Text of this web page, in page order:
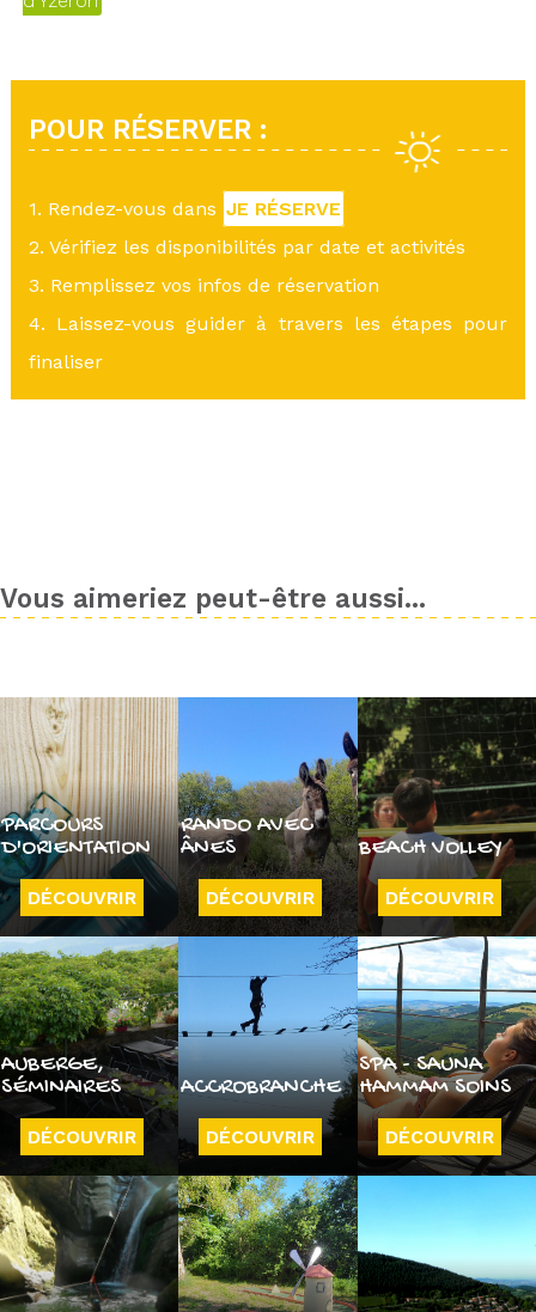
POUR RÉSERVER :
1. Rendez-vous dans JE RÉSERVE
2. Vérifiez les disponibilités par date et activités
3. Remplissez vos infos de réservation
4. Laissez-vous guider à travers les étapes pour
finaliser
Vous aimeriez peut-être aussi...
PARCOURS
D'ORIENTATION
DÉCOUVRIR
RANDO AVEC
ÂNES
DÉCOUVRIR
BEACH VOLLEY
DÉCOUVRIR
AUBERGE,
SÉMINAIRES
DÉCOUVRIR
ACCROBRANCHE
DÉCOUVRIR
SPA - SAUNA
HAMMAM SOINS
DÉCOUVRIR